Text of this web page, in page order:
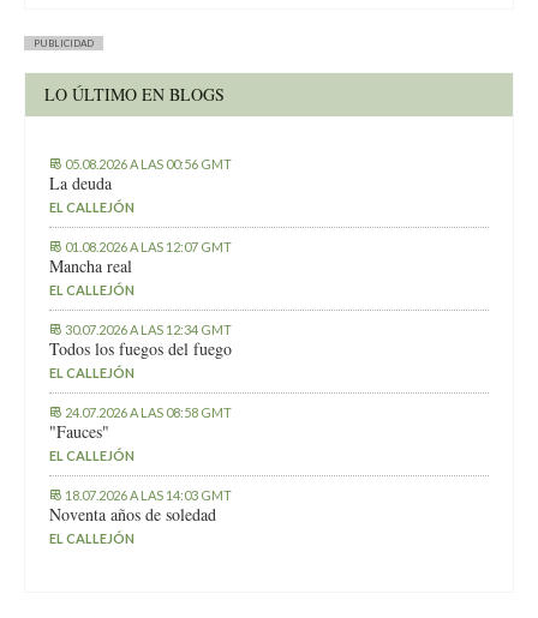
PUBLICIDAD
LO ÚLTIMO EN BLOGS
05.08.2026 A LAS 00:56 GMT
La deuda
EL CALLEJÓN
01.08.2026 A LAS 12:07 GMT
Mancha real
EL CALLEJÓN
30.07.2026 A LAS 12:34 GMT
Todos los fuegos del fuego
EL CALLEJÓN
24.07.2026 A LAS 08:58 GMT
"Fauces"
EL CALLEJÓN
18.07.2026 A LAS 14:03 GMT
Noventa años de soledad
EL CALLEJÓN